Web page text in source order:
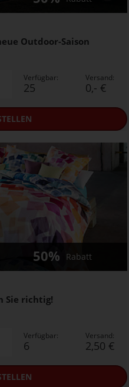
Outdoor-Saison
Verfügbar:
25
Versand:
0,- €
Sie richtig!
50% Rabatt
Verfügbar:
6
Versand:
2,50 €